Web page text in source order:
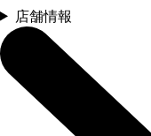
店舗情報